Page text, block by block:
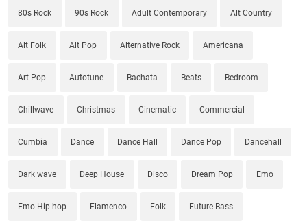
80s Rock 90s Rock Adult Contemporary Alt Country
Alt Folk Alt Pop Alternative Rock Americana
Art Pop Autotune Bachata Beats Bedroom
Chillwave Christmas Cinematic Commercial
Cumbia Dance Dance Hall Dance Pop Dancehall
Dark wave Deep House Disco Dream Pop Emo
Emo Hip-hop Flamenco Folk Future Bass